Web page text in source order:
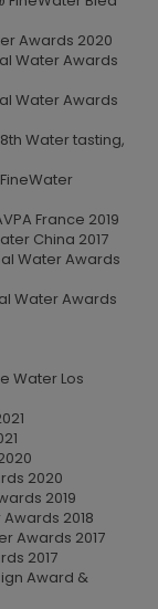
Awards 2020
Water Awards
Water Awards
Water tasting,
France 2019
China 2017
Water Awards
Water Awards
Water Los
2020
2019
2018
Awards 2017
2017
Award &